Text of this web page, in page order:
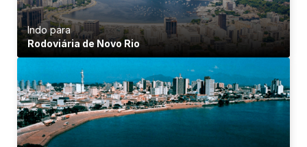
Indo para
Rodoviária de Novo Rio